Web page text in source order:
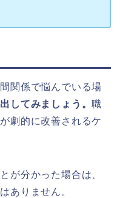
関係で悩んでいる場
してみましょう。職
劇的に改善されるケ
が分かった場合は、
ありません。